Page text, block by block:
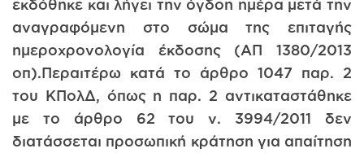
εκδόθηκε και λήγει την όγδοη ημέρα μετά την
αναγραφόμενη στο σώμα της επιταγής
ημεροχρονολογία έκδοσης (ΑΠ 1380/2013
οπ).Περαιτέρω κατά το άρθρο 1047 παρ. 2
του ΚΠολΔ, όπως η παρ. 2 αντικαταστάθηκε
με το άρθρο 62 του ν. 3994/2011 δεν
διατάσσεται προσωπική κράτηση για απαίτηση